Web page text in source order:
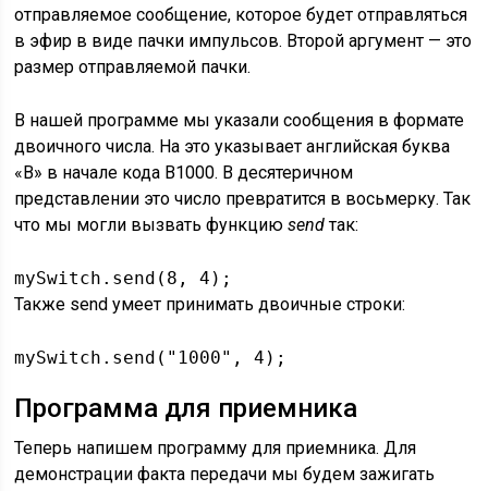
отправляемое сообщение, которое будет отправляться
в эфир в виде пачки импульсов. Второй аргумент — это
размер отправляемой пачки.
В нашей программе мы указали сообщения в формате
двоичного числа. На это указывает английская буква
«B» в начале кода B1000. В десятеричном
представлении это число превратится в восьмерку. Так
что мы могли вызвать функциюsendтак:
mySwitch.send(8, 4);
Также send умеет принимать двоичные строки:
mySwitch.send("1000", 4);
Программа для приемника
Теперь напишем программу для приемника. Для
демонстрации факта передачи мы будем зажигать